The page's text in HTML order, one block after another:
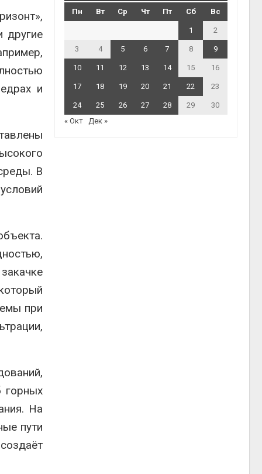
другие
и
В
при
горных
На
пути
Пн Вт Ср Чт Пт Сб Вс
1 2
3 4 5 6 7 8 9
10 11 12 13 14 15 16
17 18 19 20 21 22 23
24 25 26 27 28 29
30
« Окт
Дек »